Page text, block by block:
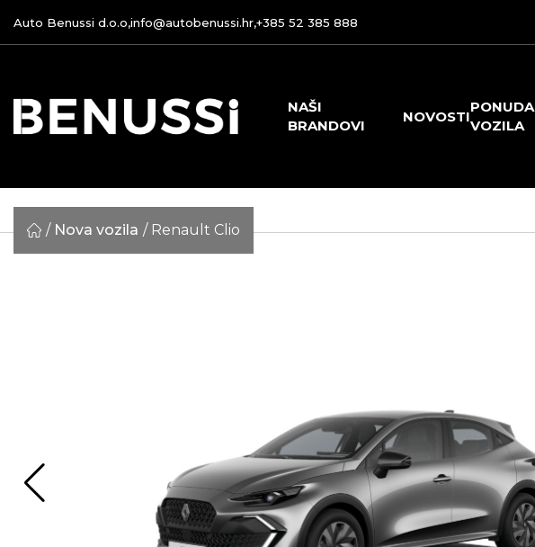
Auto Benussi d.o.o,info@autobenussi.hr,+385 52 385 888
NAŠI
BRANDOVI
NOVOSTI
PONUDA
VOZILA
Nova vozila Renault Clio